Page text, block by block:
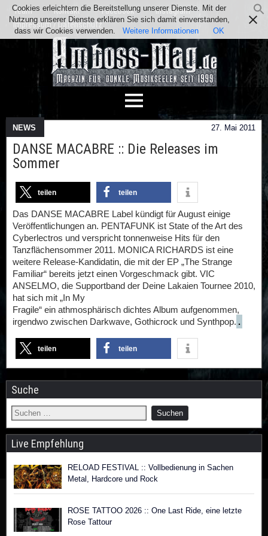
Team Kontakt Facebook
Instagram
Impressum / Datenschutz
NEWS 27. Mai 2011
DANSE MACABRE :: Die Releases im
Sommer
teilen teilen
Das DANSE MACABRE Label kündigt für August einige
Veröffentlichungen an. PENTAFUNK ist State of the Art des
Cyberlectros und verspricht tonnenweise Hits für den
Tanzflächensommer 2011. MONICA RICHARDS ist eine
weitere Release-Kandidatin, die mit der EP „The Strange
Familiar“ bereits jetzt einen Vorgeschmack gibt. VIC
ANSELMO, die Supportband der Deine Lakaien Tournee 2010,
hat sich mit „In My
Fragile“ ein athmosphärisch dichtes Album aufgenommen,
irgendwo zwischen Darkwave, Gothicrock und Synthpop. .
teilen teilen
Suche
Live Empfehlung
RELOAD FESTIVAL :: Vollbedienung in Sachen
Metal, Hardcore und Rock
ROSE TATTOO 2026 :: One Last Ride, eine letzte
Rose Tattour
Cookies erleichtern die Bereitstellung unserer Dienste. Mit der
Nutzung unserer Dienste erklären Sie sich damit einverstanden,
dass wir Cookies verwenden.
Weitere Informationen OK